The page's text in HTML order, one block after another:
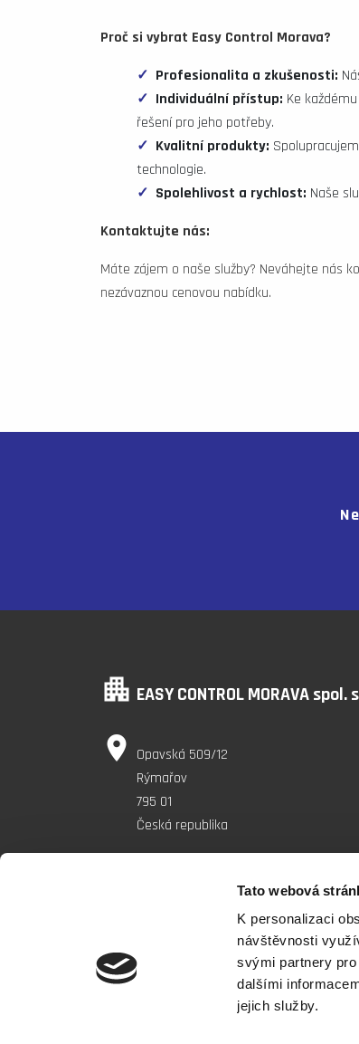
Tato webová
K personalizaci
návštěvnosti
svými partnery
dalšími
jejich služby.
Proč si vybrat Easy Control Morava?
Profesionalita a zkušenosti:
Individuální přístup: Ke
řešení pro jeho potřeby.
Kvalitní produkty:
technologie.
Spolehlivost a rychlost: Naše
Kontaktujte nás:
Máte zájem o naše služby? Neváhejte nás
nezávaznou cenovou nabídku.
apartment EASY CONTROL MORAVA spol.
place Opavská 509/12
Rýmařov
795 01
Česká republika
local_post_officeecm@easycm.cz